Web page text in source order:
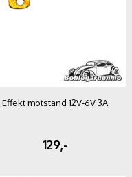
Effekt motstand 12V-6V 3A
129,-